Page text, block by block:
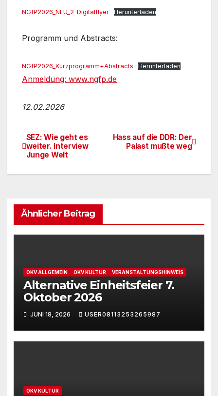
NGfP2026_NEU_2-Digitalflyer Herunterladen
Programm und Abstracts:
NGfP2026_Kurzprogramm+Abstracts Herunterladen
Anmeldung: www.ngfp.de
12.02.2026
Beitragsnavigation
Hass auf die DDR: Der
Palast mußte weg
SEZ: Wie geht es
weiter. Interview
Junge Welt
Ähnlicher Beitrag
OKV ALLGEMEIN OKV KULTUR VERANSTALTUNGSHINWEIS
Alternative Einheitsfeier 7.
Oktober 2026
JUNI 18, 2026 USER08113253265987
OKV KULTUR